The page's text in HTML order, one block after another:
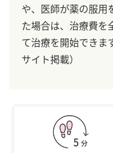
や、医師が薬の服用
た場合は、治療費を
て治療を開始できま
サイト掲載）